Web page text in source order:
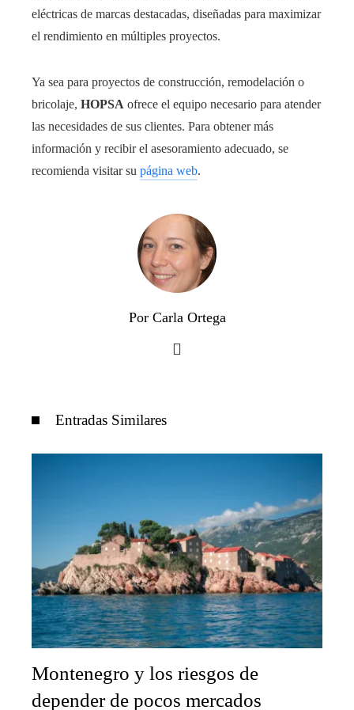
eléctricas de marcas destacadas, diseñadas para maximizar
el rendimiento en múltiples proyectos.
Ya sea para proyectos de construcción, remodelación o
bricolaje, HOPSA ofrece el equipo necesario para atender
las necesidades de sus clientes. Para obtener más
información y recibir el asesoramiento adecuado, se
recomienda visitar su página web.
Por Carla Ortega
Entradas Similares
Montenegro y los riesgos de
depender de pocos mercados